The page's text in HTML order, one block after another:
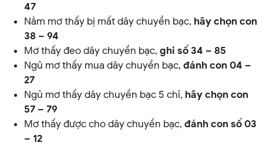
47
Nằm mơ thấy bị mất dây chuyền bạc, hãy chọn con
38 – 94
Mơ thấy đeo dây chuyền bạc, ghi số 34 – 85
Ngủ mơ thấy mua dây chuyền bạc, đánh con 04 –
27
Ngủ mơ thấy dây chuyền bạc 5 chỉ, hãy chọn con
57 – 79
Mơ thấy được cho dây chuyền bạc, đánh con số 03
– 12